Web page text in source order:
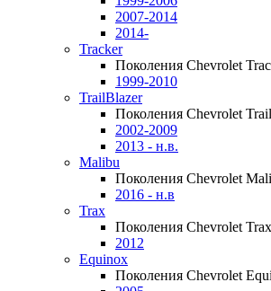
2007-2014
2014-
Tracker
Поколения Chevrolet
1999-2010
TrailBlazer
Поколения Chevrolet
2002-2009
2013 - н.в.
Malibu
Поколения Chevrolet
2016 - н.в
Trax
Поколения Chevrolet Trax
2012
Equinox
Поколения Chevrolet